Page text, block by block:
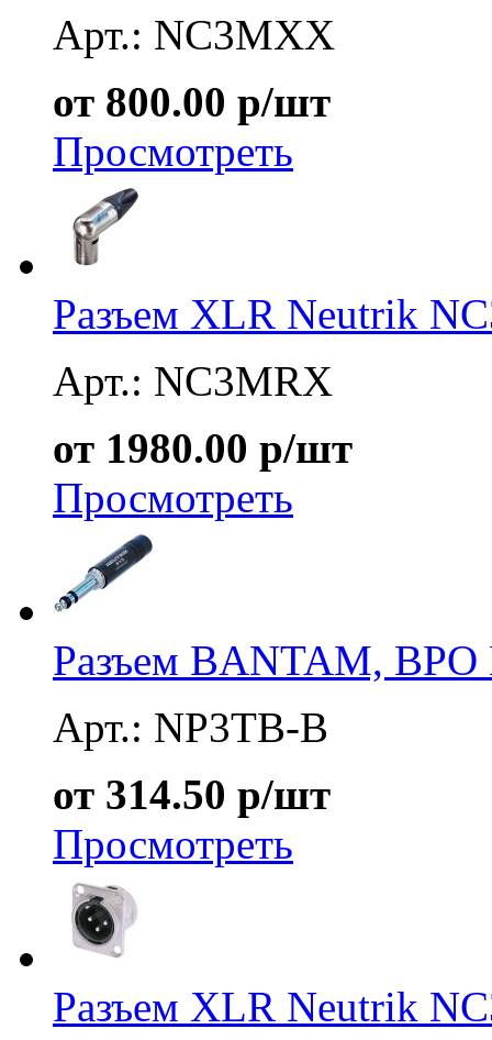
Арт.: NC3MXX
от 800.00 р/шт
Просмотреть
Разъем XLR Neutrik
Арт.: NC3MRX
от 1980.00 р/шт
Просмотреть
Разъем BANTAM,
Арт.: NP3TB-B
от 314.50 р/шт
Просмотреть
Разъем XLR Neutrik